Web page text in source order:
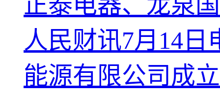
人民财讯7月14
能源有限公司成